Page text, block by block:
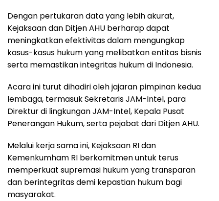
Dengan pertukaran data yang lebih akurat,
Kejaksaan dan Ditjen AHU berharap dapat
meningkatkan efektivitas dalam mengungkap
kasus-kasus hukum yang melibatkan entitas bisnis
serta memastikan integritas hukum di Indonesia.
Acara ini turut dihadiri oleh jajaran pimpinan kedua
lembaga, termasuk Sekretaris JAM-Intel, para
Direktur di lingkungan JAM-Intel, Kepala Pusat
Penerangan Hukum, serta pejabat dari Ditjen AHU.
Melalui kerja sama ini, Kejaksaan RI dan
Kemenkumham RI berkomitmen untuk terus
memperkuat supremasi hukum yang transparan
dan berintegritas demi kepastian hukum bagi
masyarakat.